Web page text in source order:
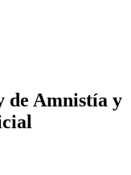
de Amnistía y